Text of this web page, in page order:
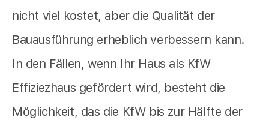
nicht viel kostet, aber die Qualität der
Bauausführung erheblich verbessern kann.
In den Fällen, wenn Ihr Haus als KfW
Effiziezhaus gefördert wird, besteht die
Möglichkeit, das die KfW bis zur Hälfte der